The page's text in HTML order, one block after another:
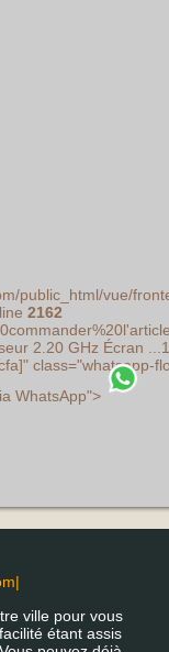
public_html/vue/
2162
2.20 GHz Écran
class="whatsapp-
WhatsApp">
ville pour vous
étant assis